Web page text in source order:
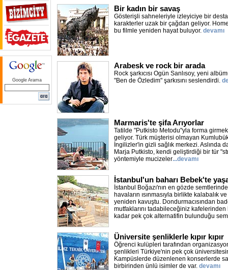
Google Arama
Bir kadın bir savaş
Gösterişli sahneleriyle izleyiciye bir
karakterler uzak bir çağdan geliyor.
bu filmle yeniden hayat buluyor. devamı
Arabesk ve rock bir arada
Rock şarkıcısı Ogün Sanlısoy, yeni
"Ben de Özledim" şarkısını seslendirdi.
Marmaris'te şifa Arıyorlar
Tatilde "Putkisto Metodu"yla forma
geliyor. Türk müşterisi olmayan
İngilizler'in gizli sağlık merkezi. Aslında
Marja Putkisto, kendi geliştirdiği bir tür
yöntemiyle mucizeler...devamı
İstanbul'un baharı Bebek'te
İstanbul Boğazı'nın en gözde
havaların ısınmasıyla birlikte kalabalık
yeniden kavuştu. Dondurmacısından
mutfaklarını tadabileceğiniz kafelerinden
kadar pek çok alternatifin bulunduğu
Üniversite şenliklerle kıpır kıpır
Öğrenci kulüpleri tarafından
şenlikleri Türkiye'nin pek çok
Kampüslerde düzenlenen konserlerde
birbirinden ünlü isimler de var. devamı